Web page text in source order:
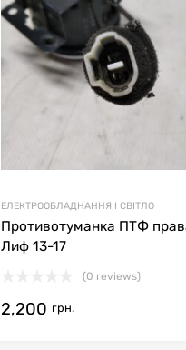
ЕЛЕКТРООБЛАДНАННЯ І СВІТЛО
Противотуманка ПТФ
Лиф 13-17
(0 reviews)
2,200 грн.